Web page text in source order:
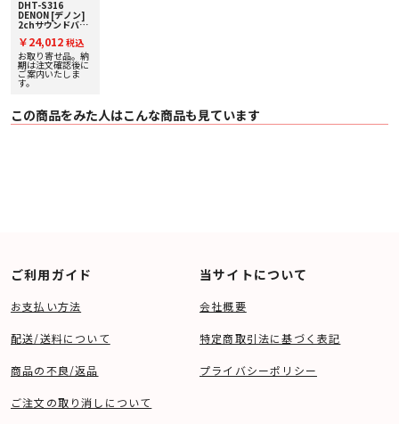
〇 待機時消費電力
・ サウンドバー：0.3 W / 1.6 W（通常スタンバイ／ Bluetooth スタンバイ）
・ サブウーハー：0.26 W / 1.1 W（通常スタンバイ／ Bluetooth スタンバイ）
〇 質量 サウンドバー：1.8 kg
〇 サブウーハー：5.2 kg
〇 外形寸法 サウンドバー：W900 × H54 × D83 mm
〇 サブウーハー：W171 × H342 × D318 mm
〇 付属品 かんたんスタートガイド、リモコン、単4 形乾電池、HDMI ケーブル
ート、壁掛け用スペーサー×2
DHT-S316
DENON [デノン]
2chサウンドバー
ブウーハーの
2.1ch システム 下
取り査定額20%ア
ップ実施中！
￥24,012 税込
お取り寄せ品。納
期は注文確認後に
ご案内いたしま
す。
この商品をみた人はこんな商品も見ています
ご利用ガイド
お支払い方法
配送/送料について
商品の不良/返品
ご注文の取り消しについて
当サイトについて
会社概要
特定商取引法に基づく表記
プライバシーポリシー